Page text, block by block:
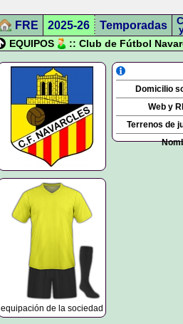
FRE 2025-26 Temporadas
EQUIPOS
:: Club de Fútbol
equipación de la sociedad
Domicilio
Web y
Terrenos de